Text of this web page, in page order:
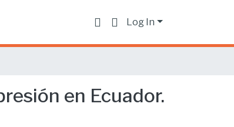
Log In
en Ecuador.